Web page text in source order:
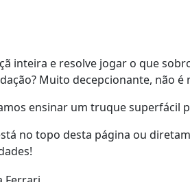
inteira e resolve jogar o que
Muito decepcionante, não é
ensinar um truque
no topo desta página ou